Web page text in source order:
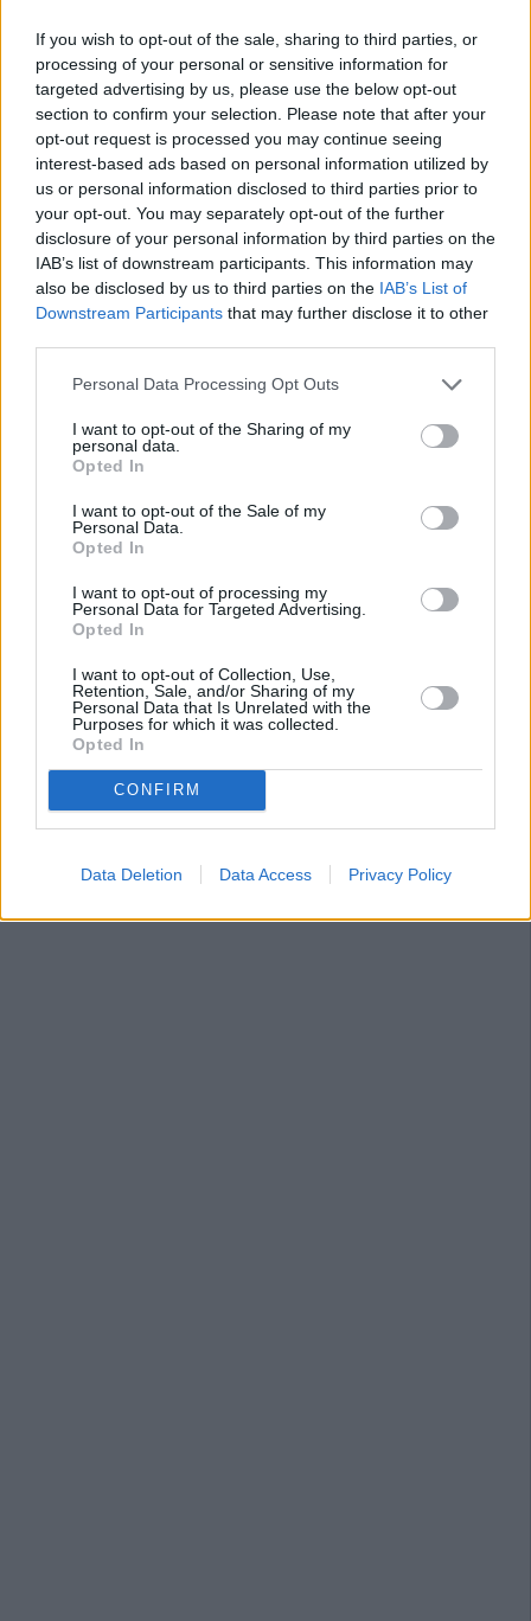
If you wish to opt-out of the sale, sharing to third parties, or
processing of your personal or sensitive information for
targeted advertising by us, please use the below opt-out
section to confirm your selection. Please note that after your
opt-out request is processed you may continue seeing
interest-based ads based on personal information utilized by
us or personal information disclosed to third parties prior to
your opt-out. You may separately opt-out of the further
disclosure of your personal information by third parties on the
IAB’s list of downstream participants. This information may
also be disclosed by us to third parties on the IAB’s List of
Downstream Participants that may further disclose it to other
Personal Data Processing Opt Outs
I want to opt-out of the Sharing of my
personal data.
Opted In
I want to opt-out of the Sale of my
Personal Data.
Opted In
I want to opt-out of processing my
Personal Data for Targeted Advertising.
Opted In
I want to opt-out of Collection, Use,
Retention, Sale, and/or Sharing of my
Personal Data that Is Unrelated with the
Purposes for which it was collected.
Opted In
CONFIRM
Data Deletion Data Access Privacy Policy
“Simplemente, nos contestaron que no tenían
presupuesto”, añade el hijo del expropietario. Así que
volvieron a acudir a los tribunales para reclamar el dinero.
El Juzgado de lo Contencioso de Jaén les volvió a dar la
razón y condenó al Ayuntamiento en febrero de 2013 a
cumplir sus obligaciones. Tampoco sirvió de nada esa
primera resolución. La familia insistió y pidió el embargo
de bienes, una petición que la Justicia acaba de conceder.
El juez ha solicitado a la Gerencia de Urbanismo un
listado de todos “sus bienes y derechos” para cubrir la
deuda. Además, también se requiere “personalmente al
alcalde para que proceda al cumplimiento íntegro de la
sentencia”, con el apercibimiento de que puede ser
No es el primer caso de estas características en el que se
ve envuelto el Ayuntamiento. También tiene deudas por la
expropiación de una parte del solar de la antigua discoteca
Bariloche para construir un solar o de una parcela para
ampliar el cementerio. La respuesta municipal en todas
estas situaciones siempre ha sido la misma: No hay dinero.